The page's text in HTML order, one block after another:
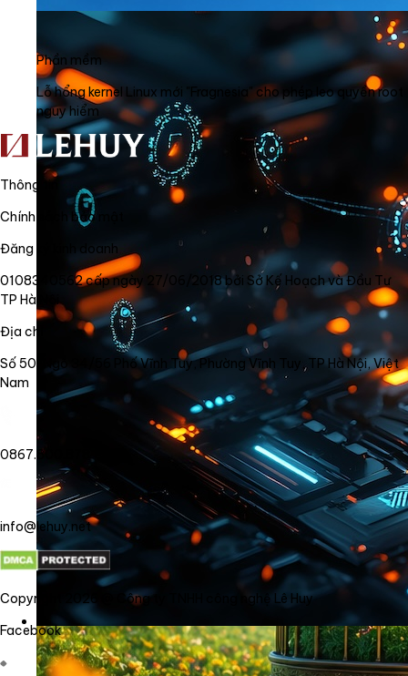
Phần mềm
Lỗ hổng kernel Linux mới "Fragnesia" cho phép leo quyền root
nguy hiểm
Thông tin
Chính sách bảo mật
Đăng ký kinh doanh
0108340562 cấp ngày 27/06/2018 bởi Sở Kế Hoạch và Đầu Tư
TP Hà Nội
Địa chỉ
Số 50, Ngõ 34/56 Phố Vĩnh Tuy, Phường Vĩnh Tuy, TP Hà Nội, Việt
Nam
0867.800.878
info@lehuy.net
Copyright 2026 @ Công ty TNHH công nghệ Lê Huy
Facebook